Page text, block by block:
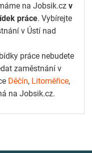
na Jobsik.cz v
práce. Vybírejte
v Ústí nad
práce nebudete
zaměstnání v
Děčín, Litoměřice,
na Jobsik.cz.